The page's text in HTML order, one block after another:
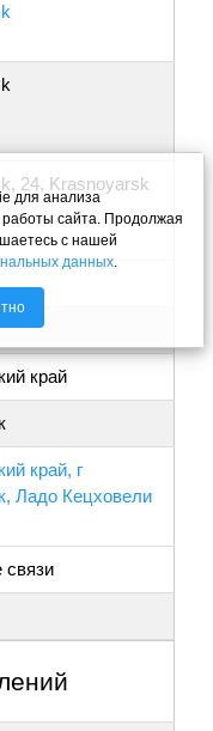
24, Krasnoyarsk
край
край, г
Ладо Кецховели
связи
для анализа
сайта. Продолжая
с нашей
данных